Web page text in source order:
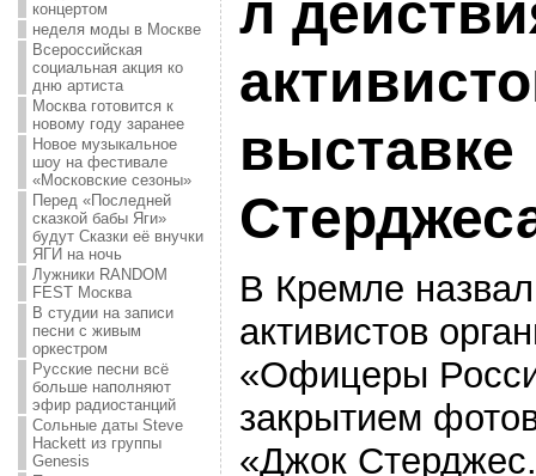
концертом
неделя моды в Москве
Всероссийская
социальная акция ко
дню артиста
Москва готовится к
новому году заранее
Новое музыкальное
шоу на фестивале
«Московские сезоны»
Перед «Последней
сказкой бабы Яги»
будут Сказки её внучки
ЯГИ на ночь
Лужники RANDOM
FEST Москва
В студии на записи
песни с живым
оркестром
Русские песни всё
больше наполняют
эфир радиостанций
Сольные даты Steve
Hackett из группы
Genesis
л
выставке
В Кремле
активистов
«Офицеры
закрытием
«Джок